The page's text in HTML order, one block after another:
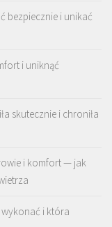
bezpiecznie i unikać
i uniknąć
skutecznie i chroniła
i komfort — jak
i która